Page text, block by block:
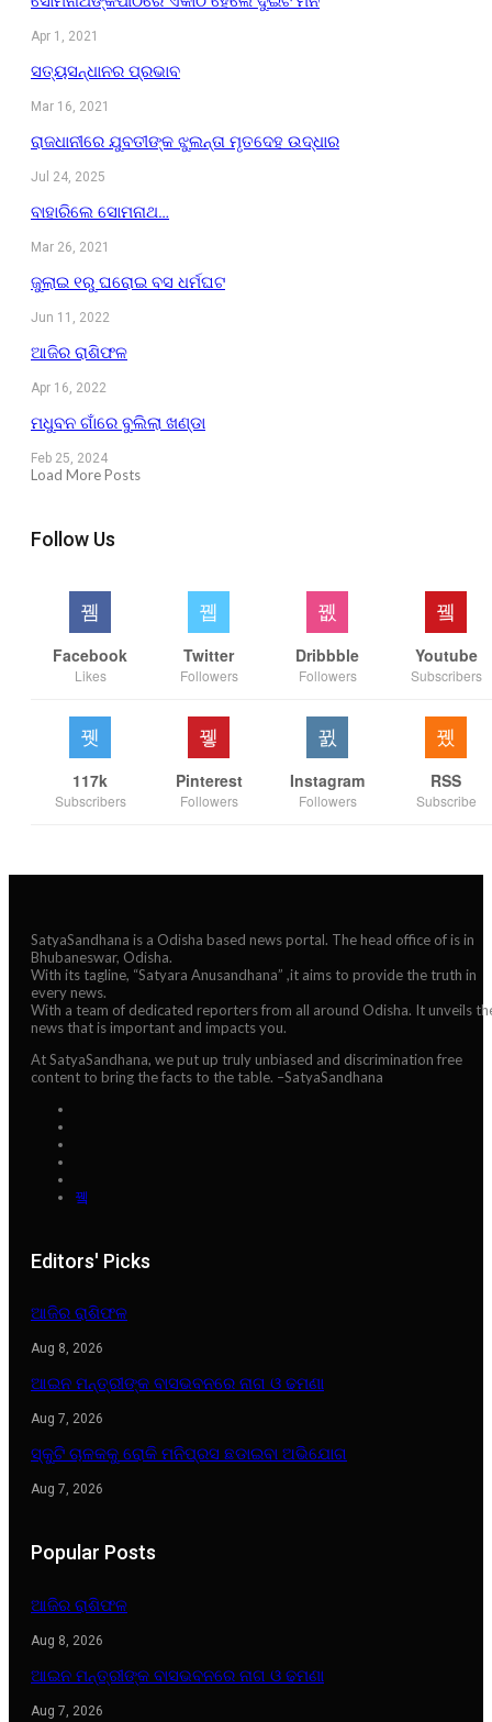
Apr 1, 2021
ସତ୍ୟସନ୍ଧାନର ପ୍ରଭାବ
Mar 16, 2021
ରାଜଧାନୀରେ ଯୁବତୀଙ୍କ ଝୁଲନ୍ତା ମୃତଦେହ ଉଦ୍ଧାର
Jul 24, 2025
ବାହାରିଲେ ସୋମନାଥ…
Mar 26, 2021
ଜୁଲାଇ ୧ରୁ ଘରୋଇ ବସ ଧର୍ମଘଟ
Jun 11, 2022
ଆଜିର ରାଶିଫଳ
Apr 16, 2022
ମଧୁବନ ଗାଁରେ ବୁଲିଲା ଖଣ୍ଡା
Feb 25, 2024
Load More Posts
Follow Us
Facebook
Likes
Twitter
Followers
Dribbble
Followers
Youtube
Subscribers
117k
Subscribers
Pinterest
Followers
Instagram
Followers
RSS
Subscribe
SatyaSandhana is a Odisha based news portal. The head office of is in
Bhubaneswar, Odisha.
With its tagline, “Satyara Anusandhana” ,it aims to provide the truth in
every news.
With a team of dedicated reporters from all around Odisha. It unveils
news that is important and impacts you.
At SatyaSandhana, we put up truly unbiased and discrimination free
content to bring the facts to the table. –SatyaSandhana
Editors' Picks
ଆଜିର ରାଶିଫଳ
Aug 8, 2026
ଆଇନ ମନ୍ତ୍ରୀଙ୍କ ବାସଭବନରେ ନାଗ ଓ ଢମଣା
Aug 7, 2026
ସ୍କୁଟି ଚାଳକକୁ ରୋକି ମନିପ୍ରସ ଛଡାଇବା ଅଭିଯୋଗ
Aug 7, 2026
Popular Posts
ଆଜିର ରାଶିଫଳ
Aug 8, 2026
ଆଇନ ମନ୍ତ୍ରୀଙ୍କ ବାସଭବନରେ ନାଗ ଓ ଢମଣା
Aug 7, 2026